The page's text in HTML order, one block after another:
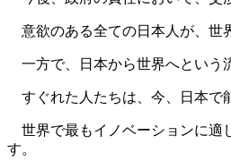
意欲のある全ての日本人が、世
一方で、日本から世界へという
すぐれた人たちは、今、日本で
世界で最もイノベーションに適
す。